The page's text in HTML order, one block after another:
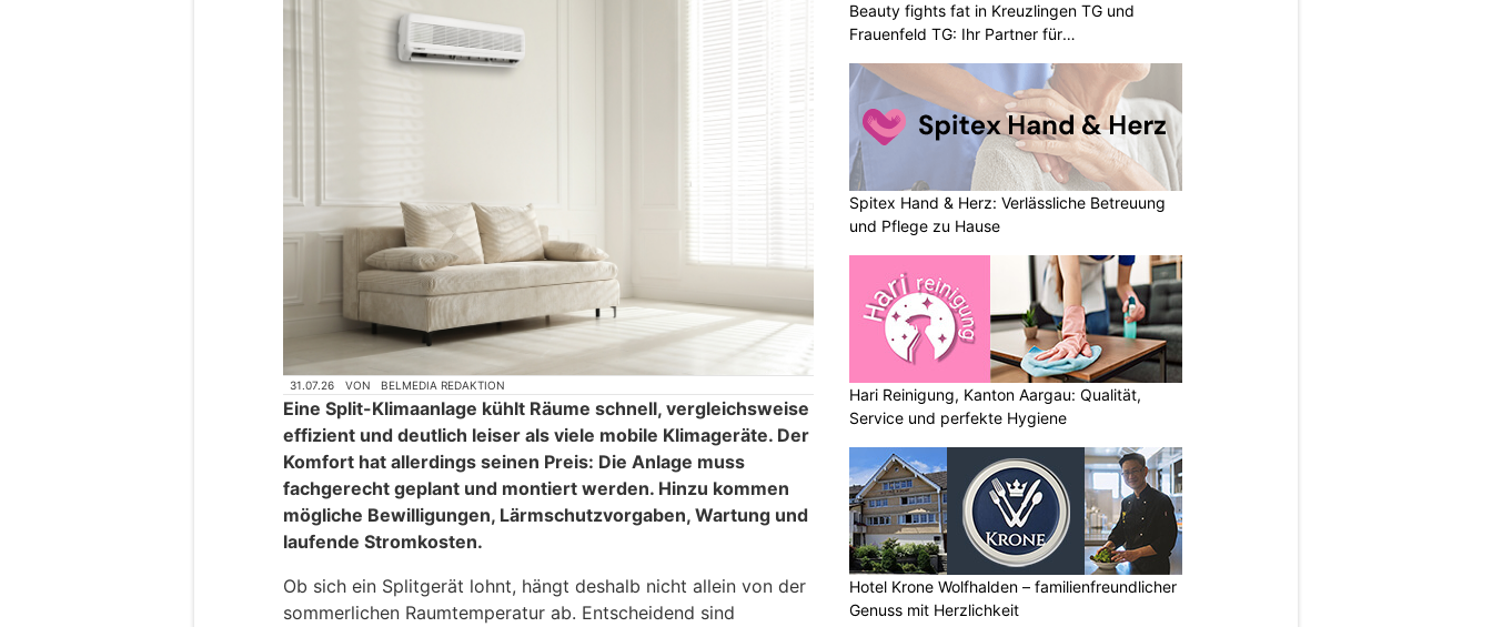
31.07.26 VON BELMEDIA REDAKTION
Eine Split-Klimaanlage kühlt Räume schnell, vergleichsweise
effizient und deutlich leiser als viele mobile Klimageräte. Der
Komfort hat allerdings seinen Preis: Die Anlage muss
fachgerecht geplant und montiert werden. Hinzu kommen
mögliche Bewilligungen, Lärmschutzvorgaben, Wartung und
laufende Stromkosten.
Ob sich ein Splitgerät lohnt, hängt deshalb nicht allein von der
sommerlichen Raumtemperatur ab. Entscheidend sind
Beauty fights fat in Kreuzlingen TG und
Frauenfeld TG: Ihr Partner für
Spitex Hand & Herz: Verlässliche Betreuung
und Pflege zu Hause
Hari Reinigung, Kanton Aargau: Qualität,
Service und perfekte Hygiene
Hotel Krone Wolfhalden – familienfreundlicher
Genuss mit Herzlichkeit